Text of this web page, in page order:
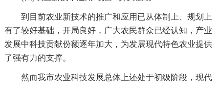
到目前农业新技术的推广和应用已从体制上、规划上
有了较好基础，开局良好，广大农民群众已经认知，产业
发展中科技贡献份额逐年加大，为发展现代特色农业提供
了强有力的支撑。
然而我市农业科技发展总体上还处于初级阶段，现代